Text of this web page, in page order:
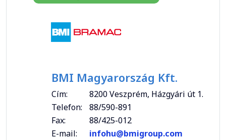
BMI Magyarország Kft.
Cím:
8200 Veszprém, Házgyári út 1.
Telefon:
88/590-891
Fax:
88/425-012
E-mail:
infohu@bmigroup.com